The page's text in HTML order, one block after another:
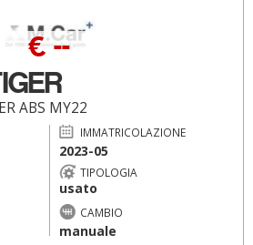
ABS MY22
€ --
IMMATRICOLAZIONE
2023-05
TIPOLOGIA
usato
CAMBIO
manuale